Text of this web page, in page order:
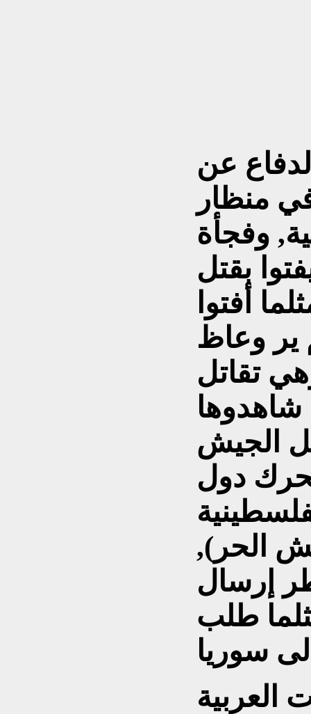
عن
منظار
وفجأة
بقتل
أفتوا
ير وعاظ
تقاتل
شاهدوها
الجيش
دول
الحر),
إرسال
طلب
العربية